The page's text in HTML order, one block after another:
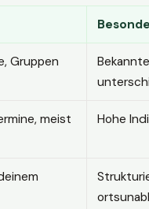
Gruppen
meist
Hohe